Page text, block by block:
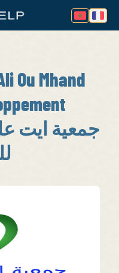
Ou Mhand
جمعية ايت